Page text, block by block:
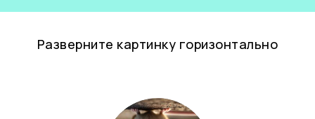
Разверните картинку горизонтально